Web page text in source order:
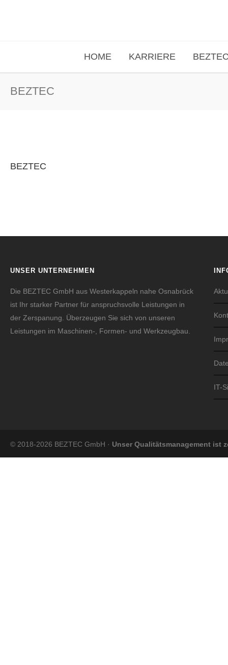
HOME KARRIERE
BEZTEC
BEZTEC
UNSER UNTERNEHMEN
Die BEZTEC GmbH aus Westerkappeln nahe Osnabrück
ist Ihr starker Partner für anspruchsvolle Leistungen in
der Zerspanung. Überzeugen Sie sich von unseren
Leistungen im Maschinen-, Formen- und Werkzeugbau.
IT-
© 2018-2026 BEZTEC GmbH · Unser Qualitätsmanagement ist